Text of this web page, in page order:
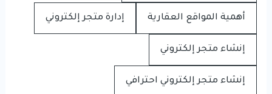
أهمية المواقع العقارية إدارة متجر إلكتروني
إنشاء متجر إلكتروني
إنشاء متجر إلكتروني احترافي